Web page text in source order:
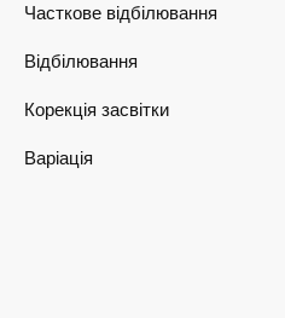
Часткове відбілювання
Відбілювання
Корекція засвітки
Варіація